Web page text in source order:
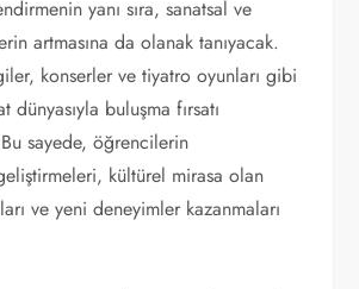
yanı sıra, sanatsal ve
artmasına da olanak tanıyacak.
konserler ve tiyatro oyunları gibi
dünyasıyla buluşma fırsatı
sayede, öğrencilerin
geliştirmeleri, kültürel mirasa olan
ve yeni deneyimler kazanmaları